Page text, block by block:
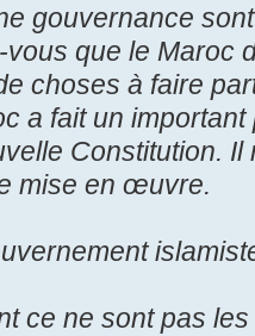
gouvernance
que le Maroc
choses à faire
a fait un
Constitution.
mise en œuvre.
ce ne sont pas